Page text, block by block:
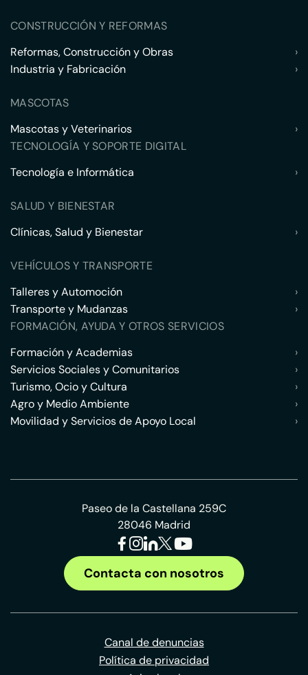
CONSTRUCCIÓN Y REFORMAS
Reformas, Construcción y Obras
›
Industria y Fabricación
›
MASCOTAS
Mascotas y Veterinarios
›
TECNOLOGÍA Y SOPORTE DIGITAL
Tecnología e Informática
›
SALUD Y BIENESTAR
Clínicas, Salud y Bienestar
›
VEHÍCULOS Y TRANSPORTE
Talleres y Automoción
›
Transporte y Mudanzas
›
FORMACIÓN, AYUDA Y OTROS SERVICIOS
Formación y Academias
›
Servicios Sociales y Comunitarios
›
Turismo, Ocio y Cultura
›
Agro y Medio Ambiente
›
Movilidad y Servicios de Apoyo Local
›
Paseo de la Castellana 259C
28046 Madrid
Contacta con nosotros
Canal de denuncias
Política de privacidad